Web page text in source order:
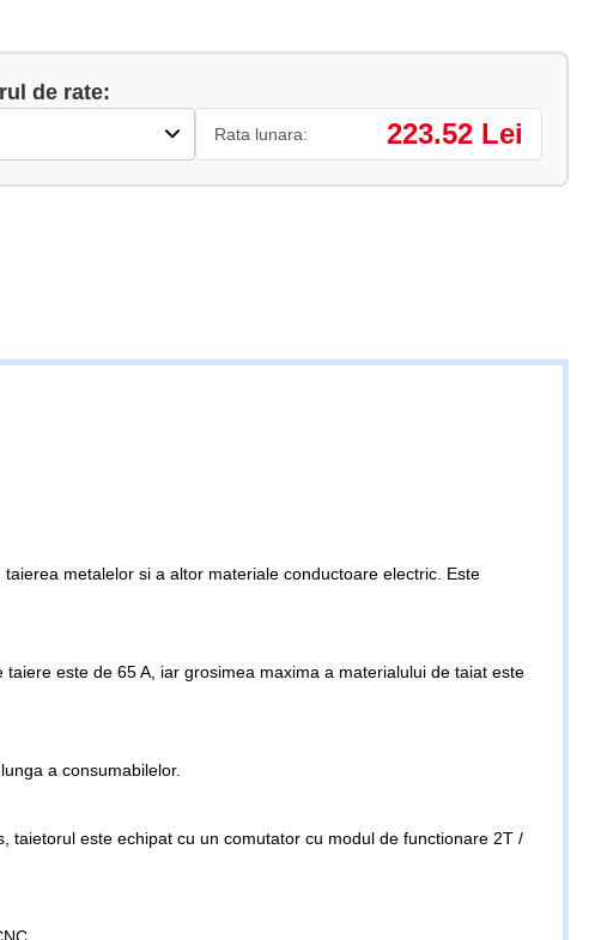
de rate:
Rata lunara: 223.52 Lei
metalelor si a altor materiale conductoare electric. Este
este de 65 A, iar grosimea maxima a materialului de taiat este
a consumabilelor.
taietorul este echipat cu un comutator cu modul de functionare 2T /